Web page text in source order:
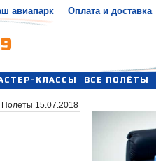
авиапарк Оплата и доставка
КЛАССЫ ВСЕ ПОЛЁТЫ
Полеты 15.07.2018